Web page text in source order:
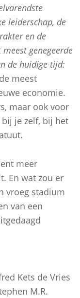
leiderschap, de
en de
genegeerde
de huidige tijd:
meest
economie.
maar ook voor
je zelf, bij het
meer
En wat zou er
vroeg stadium
van een
Kets de Vries
M.R.